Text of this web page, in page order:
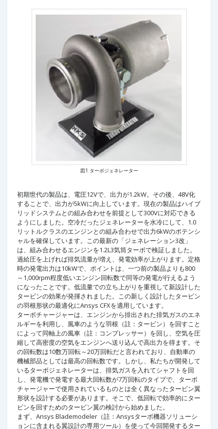
図1 ターボジェネレーター
初期世代の製品は、電圧12Vで、出力が1.2kW。その後、48V化
することで、出力が5kWに向上しています。現在の製品はハイブ
リッドシステムとの組み合わせを前提として300Vに対応できる
ようにしました。空冷だったジェネレーターを水冷にして、1.0
リットルクラスのエンジンとの組み合わせで出力6kWのポテンシ
ャルを確保しています。この最新の「ジェネレーション3改」
は、組み合わせるエンジンを1.2L3気筒ターボで検証しました。
過給圧を上げれば排気流量が増え、発電効率が上がります。定格
時の発電出力は10kWで、ポイントは、一つ前の製品よりも800
～1,000rpm程度低いエンジン回転数で同等の発電が行えるよう
になったことです。低流量での立ち上がりを重視して新設計した
タービンの効果が発揮されました。この新しく設計したタービン
の羽根形状の最適化にAnsys CFXを適用しています。
ターボチャージャーは、エンジンから排出された排気ガスのエネ
ルギーを利用し、風車のような羽根（註：タービン）を回すこと
によって同軸上の風車（註：コンプレッサー）を回し、空気を圧
縮して高密度の空気をエンジンへ送り込んで高出力を得ます。そ
の回転数は10数万回転～20万回転だと言われており、自動車の
機械部品としては最高の回転数です。しかし、私たちが開発して
いるターボジェネレーターは、排気ガスを入れてシャフトを回
し、発電機で発電する最大回転数が7万回転のタイプで、ターボ
チャージャーで使用されているものとは全く異なったタービン翼
形状を設計する必要があります。そこで、低回転で効率的にター
ビンを回すためのタービン翼の検討から始めました。
まず、Ansys Blademodeler（註：Ansysターボ機器ソリューシ
ョンに含まれる翼設計の専用ツール）を使って今回開発するター